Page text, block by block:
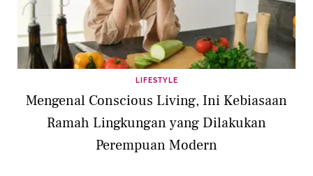
LIFESTYLE
Mengenal Conscious Living, Ini Kebiasaan
Ramah Lingkungan yang Dilakukan
Perempuan Modern